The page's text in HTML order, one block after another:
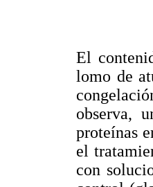
El
lomo de
observa,
proteínas
el
con